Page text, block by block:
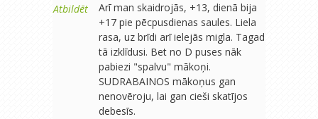
Atbildēt
Arī man skaidrojās, +13, dienā bija
+17 pie pēcpusdienas saules. Liela
rasa, uz brīdi arī ielejās migla. Tagad
tā izklīdusi. Bet no D puses nāk
pabiezi "spalvu" mākoņi.
SUDRABAINOS mākoņus gan
nenovēroju, lai gan cieši skatījos
debesīs.